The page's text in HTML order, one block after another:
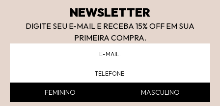
NEWSLETTER
DIGITE SEU E-MAIL E RECEBA 15% OFF EM SUA
PRIMEIRA COMPRA.
FEMININO MASCULINO